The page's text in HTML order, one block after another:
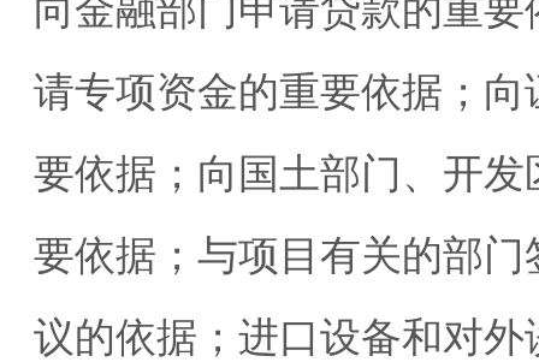
请专项资金的重要依据；
要依据；向国土部门、开
要依据；与项目有关的部
议的依据；进口设备和对